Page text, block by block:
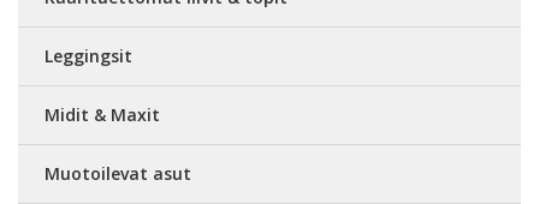
Leggingsit
Midit & Maxit
Muotoilevat asut